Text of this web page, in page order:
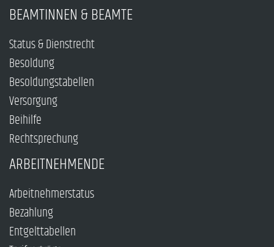
BEAMTINNEN & BEAMTE
Status & Dienstrecht
Besoldung
Besoldungstabellen
Versorgung
Beihilfe
Rechtsprechung
ARBEITNEHMENDE
Arbeitnehmerstatus
Bezahlung
Entgelttabellen